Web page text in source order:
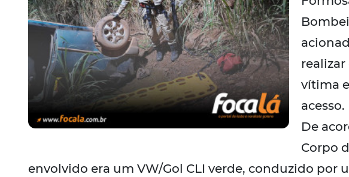
vítima
acesso.
De
Corpo
envolvido era um VW/Gol CLI verde, conduzido por